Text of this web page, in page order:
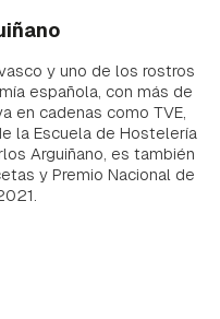
y uno de los rostros
española, con más de
en cadenas como TVE,
la Escuela de Hostelería
Arguiñano, es también
y Premio Nacional de